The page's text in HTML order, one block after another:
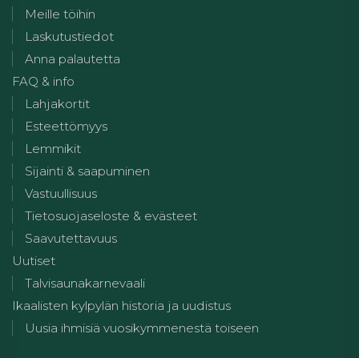
Meille töihin
Laskutustiedot
Anna palautetta
FAQ & info
Lahjakortit
Esteettömyys
Lemmikit
Sijainti & saapuminen
Vastuullisuus
Tietosuojaseloste & evästeet
Saavutettavuus
Uutiset
Talvisaunakarnevaali
Ikaalisten kylpylän historia ja uudistus
Uusia ihmisiä vuosikymmenestä toiseen